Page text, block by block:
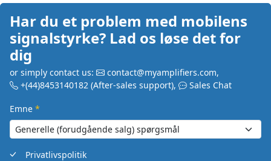
Har du et problem med mobilens
signalstyrke? Lad os løse det for
dig
or simply contact us: contact@myamplifiers.com,
+(44)8453140182 (After-sales support), Sales Chat
Emne *
Privatlivspolitik